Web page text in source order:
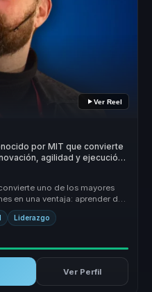
Ver Reel
por MIT que convierte
agilidad y ejecución
uno de los mayores
en una ventaja: aprender del
Liderazgo
Ver Perfil